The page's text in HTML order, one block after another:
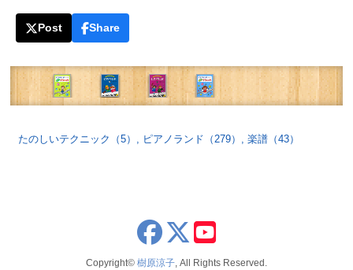
Post Share
たのしいテクニック（5） , ピアノランド（279） , 楽譜（43）
x
Copyright© 樹原涼子, All Rights Reserved.